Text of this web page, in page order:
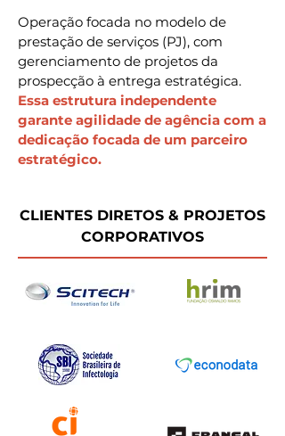
Operação focada no modelo de
prestação de serviços (PJ), com
gerenciamento de projetos da
prospecção à entrega estratégica.
Essa estrutura independente
garante agilidade de agência com a
dedicação focada de um parceiro
estratégico.
CLIENTES DIRETOS & PROJETOS
CORPORATIVOS